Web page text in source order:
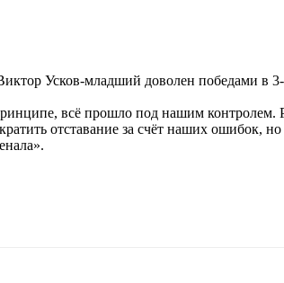
Усков-младший доволен победами
всё прошло под нашим
отставание за счёт наших ошибок,